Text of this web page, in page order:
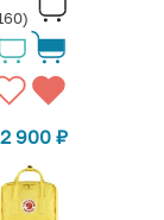
900 ₽